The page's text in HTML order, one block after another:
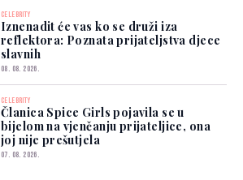
CELEBRITY
Iznenadit će vas ko se druži iza
reflektora: Poznata prijateljstva djece
slavnih
08. 08. 2026.
CELEBRITY
Članica Spice Girls pojavila se u
bijelom na vjenčanju prijateljice, ona
joj nije prešutjela
07. 08. 2026.